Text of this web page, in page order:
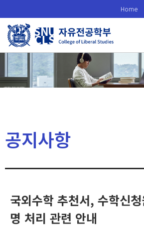
로
메
Home
공지사항
국외수학 추천서, 수학신
명 처리 관련 안내